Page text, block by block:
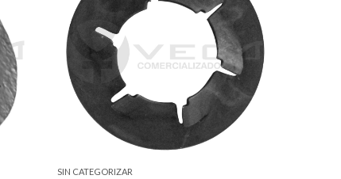
SIN CATEGORIZAR